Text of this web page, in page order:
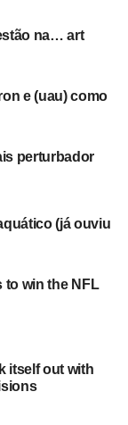
na… art
e (uau) como
perturbador
(já ouviu
to win the NFL
itself out with